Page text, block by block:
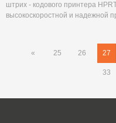
штрих - кодового принтера
высокоскоростной и надежной
« 25 26 27
33